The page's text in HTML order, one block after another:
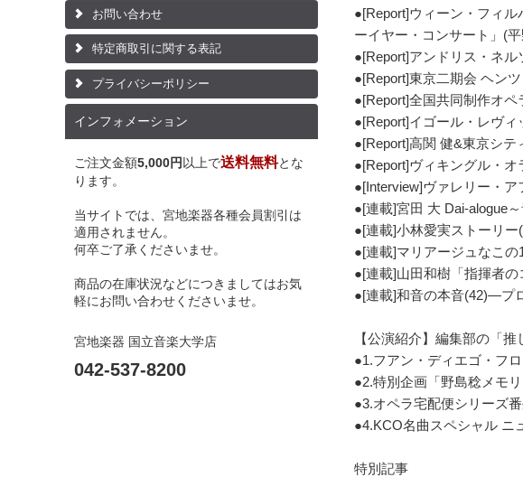
お問い合わせ
特定商取引に関する表記
プライバシーポリシー
インフォメーション
ご注文金額5,000円 以上で送料無料とな
ります。
当サイトでは、宮地楽器各種会員割引は
適用されません。
何卒ご了承くださいませ。
商品の在庫状況などにつきましてはお気
軽にお問い合わせくださいませ。
宮地楽器 国立音楽大学店
042-537-8200
●[Report]ウィーン・フィ
ーイヤー・コンサート」(
●[Report]アンドリス・ネ
●[Report]東京二期会 ヘン
●[Report]全国共同制作オ
●[Report]イゴール・レヴ
●[Report]高関 健&東京シ
●[Report]ヴィキングル・
●[Interview]ヴァレリー・
●[連載]宮田 大 Dai-alogue
●[連載]小林愛実ストーリー
●[連載]マリアージュなこ
●[連載]山田和樹「指揮者
●[連載]和音の本音(42)―プ
【公演紹介】編集部の「
●1.フアン・ディエゴ・フ
●2.特別企画「野島稔メモ
●3.オペラ宅配便シリーズ
●4.KCO名曲スペシャル ニ
特別記事